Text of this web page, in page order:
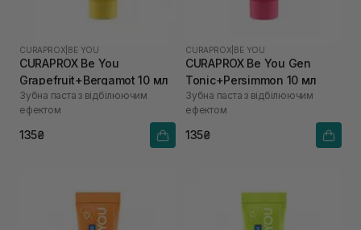
CURAPROX BE YOU
CURAPROX Be You
Grapefruit+Bergamot 10 мл
Зубна паста з відбілюючим
ефектом
135₴
CURAPROX BE YOU
CURAPROX Be You Gen
Tonic+Persimmon 10 мл
Зубна паста з відбілюючим
ефектом
135₴